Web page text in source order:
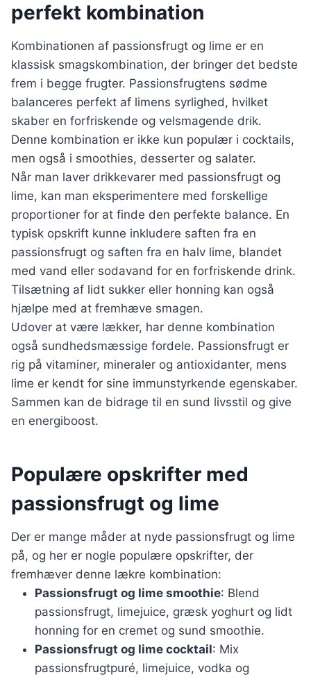
perfekt kombination
Kombinationen af passionsfrugt og lime er en
klassisk smagskombination, der bringer det bedste
frem i begge frugter. Passionsfrugtens sødme
balanceres perfekt af limens syrlighed, hvilket
skaber en forfriskende og velsmagende drik.
Denne kombination er ikke kun populær i cocktails,
men også i smoothies, desserter og salater.
Når man laver drikkevarer med passionsfrugt og
lime, kan man eksperimentere med forskellige
proportioner for at finde den perfekte balance. En
typisk opskrift kunne inkludere saften fra en
passionsfrugt og saften fra en halv lime, blandet
med vand eller sodavand for en forfriskende drink.
Tilsætning af lidt sukker eller honning kan også
hjælpe med at fremhæve smagen.
Udover at være lækker, har denne kombination
også sundhedsmæssige fordele. Passionsfrugt er
rig på vitaminer, mineraler og antioxidanter, mens
lime er kendt for sine immunstyrkende egenskaber.
Sammen kan de bidrage til en sund livsstil og give
en energiboost.
Populære opskrifter med
passionsfrugt og lime
Der er mange måder at nyde passionsfrugt og lime
på, og her er nogle populære opskrifter, der
fremhæver denne lækre kombination:
Passionsfrugt og lime smoothie: Blend
passionsfrugt, limejuice, græsk yoghurt og lidt
honning for en cremet og sund smoothie.
Passionsfrugt og lime cocktail: Mix
passionsfrugtpuré, limejuice, vodka og